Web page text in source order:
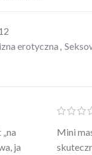
erotyczna ,
a
świetny